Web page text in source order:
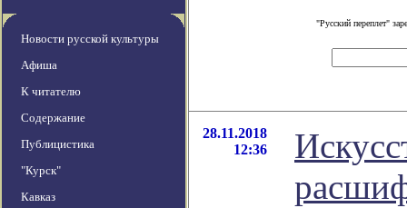
Новости русской культуры
Афиша
К читателю
Содержание
Публицистика
"Курск"
Кавказ
"Русский переплет"
28.11.2018
12:36